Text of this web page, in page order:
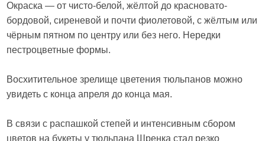
Окраска — от чисто-белой, жёлтой до красновато-
бордовой, сиреневой и почти фиолетовой, с жёлтым или
чёрным пятном по центру или без него. Нередки
пестроцветные формы.
Восхитительное зрелище цветения тюльпанов можно
увидеть с конца апреля до конца мая.
В связи с распашкой степей и интенсивным сбором
цветов на букеты у тюльпана Шренка стал резко